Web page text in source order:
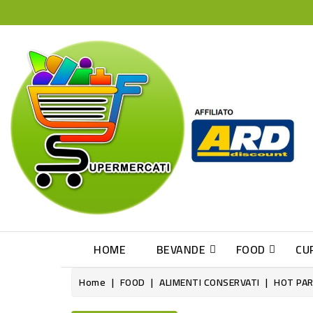
HOME BEVANDE FOOD
Home FOOD ALIMENTI CONSERVATI HOT